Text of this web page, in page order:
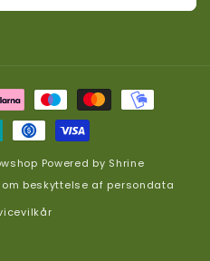
Powered by Shrine
om beskyttelse af persondata